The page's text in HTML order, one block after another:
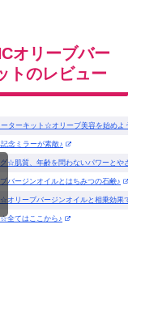
オリーブバー
トのレビュー
ターキット☆オリーブ美容を始めよう！
念ミラーが素敵♪
☆肌質、年齢を問わないパワーとやさし
バージンオイルとはちみつの石鹸♪
オリーブバージンオイルと相乗効果でさ
☆全てはここから♪